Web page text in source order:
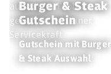
Burger & Steak
Gutschein
Gutschein mit Burger
& Steak Auswahl